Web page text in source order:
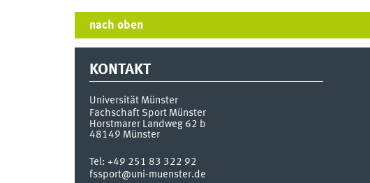
nach oben
KONTAKT
Universität Münster
Fachschaft Sport Münster
Horstmarer Landweg 62 b
48149 Münster
Tel: +49 251 83 322 92
fssport@uni-muenster.de